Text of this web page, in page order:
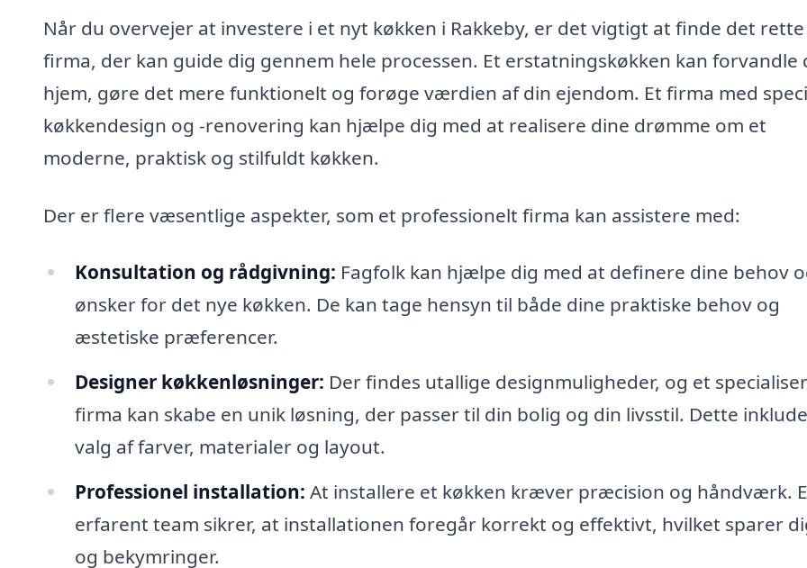
Når du overvejer at investere i et nyt køkken i Rakkeby, er det vigtigt at finde det rette
firma, der kan guide dig gennem hele processen. Et erstatningskøkken kan forvandle
hjem, gøre det mere funktionelt og forøge værdien af din ejendom. Et firma med
køkkendesign og -renovering kan hjælpe dig med at realisere dine drømme om et
moderne, praktisk og stilfuldt køkken.
Der er flere væsentlige aspekter, som et professionelt firma kan assistere med:
Konsultation og rådgivning: Fagfolk kan hjælpe dig med at definere dine behov
ønsker for det nye køkken. De kan tage hensyn til både dine praktiske behov og
æstetiske præferencer.
Designer køkkenløsninger: Der findes utallige designmuligheder, og et
firma kan skabe en unik løsning, der passer til din bolig og din livsstil. Dette
valg af farver, materialer og layout.
Professionel installation: At installere et køkken kræver præcision og håndværk.
erfarent team sikrer, at installationen foregår korrekt og effektivt, hvilket sparer
og bekymringer.